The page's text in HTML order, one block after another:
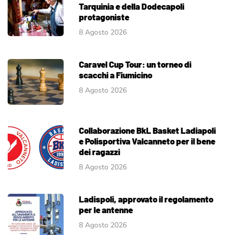
Tarquinia e della Dodecapoli
protagoniste
8 Agosto 2026
Caravel Cup Tour: un torneo di
scacchi a Fiumicino
8 Agosto 2026
Collaborazione BkL Basket Ladiapoli
e Polisportiva Valcanneto per il bene
dei ragazzi
8 Agosto 2026
Ladispoli, approvato il regolamento
per le antenne
8 Agosto 2026